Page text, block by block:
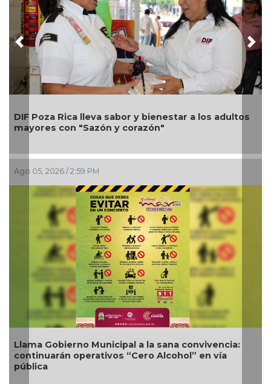
Rica lleva sabor y bienestar a los adultos
con "Sazón y corazón"
2026 / 2:59 PM
Gobierno Municipal a la sana convivencia:
operativos “Cero Alcohol” en vía
Una
Alondra:
Nueva
Previous